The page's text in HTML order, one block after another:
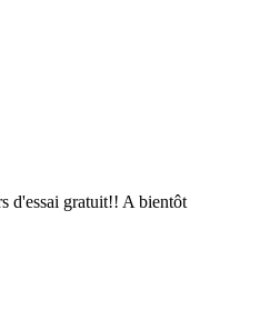
d'essai gratuit!! A bientôt